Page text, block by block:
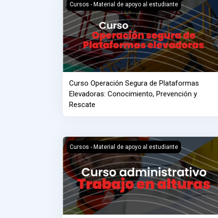
Curso Operación Segura de Plataformas
Cursos - Material de apoyo al estudiante
Curso Operación Segura de Plataformas
Elevadoras: Conocimiento, Prevención y
Rescate
Curso Jefes de Área trabajo en alturas Res
Cursos - Material de apoyo al estudiante